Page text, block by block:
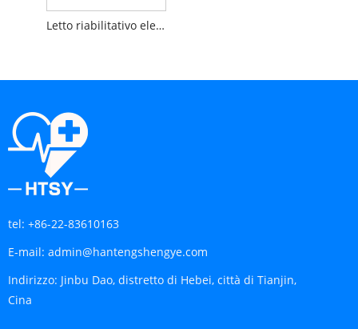
Letto riabilitativo elettrico per allenamento in piedi
tel: +86-22-83610163
E-mail: admin@hantengshengye.com
Indirizzo: Jinbu Dao, distretto di Hebei, città di Tianjin,
Cina